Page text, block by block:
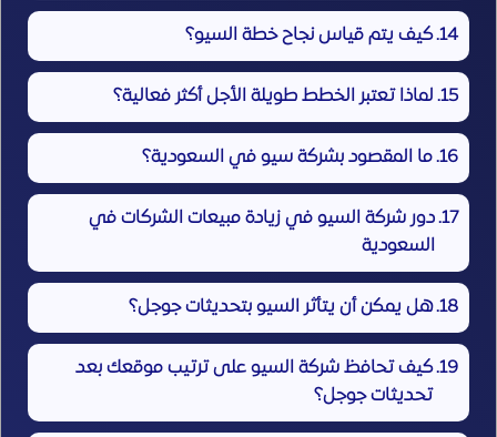
كيف يتم قياس نجاح خطة السيو؟
لماذا تعتبر الخطط طويلة الأجل أكثر فعالية؟
ما المقصود بشركة سيو في السعودية؟
دور شركة السيو في زيادة مبيعات الشركات في
السعودية
هل يمكن أن يتأثر السيو بتحديثات جوجل؟
كيف تحافظ شركة السيو على ترتيب موقعك بعد
تحديثات جوجل؟